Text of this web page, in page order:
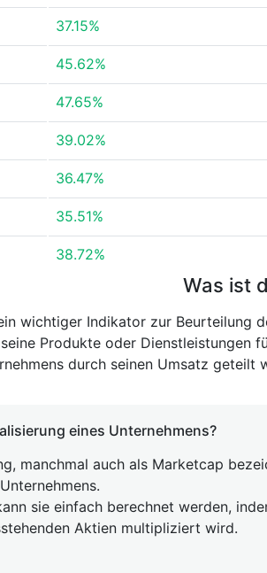
37.15%
45.62%
47.65%
39.02%
36.47%
35.51%
38.72%
Was ist
wichtiger Indikator zur Beurteilung
Produkte oder Dienstleistungen
durch seinen Umsatz geteilt
eines Unternehmens?
manchmal auch als Marketcap
sie einfach berechnet werden,
Aktien multipliziert wird.